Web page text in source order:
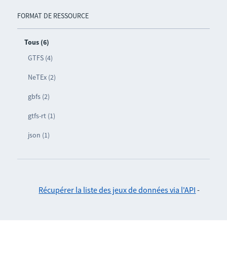
FORMAT DE RESSOURCE
Tous (6)
GTFS (4)
NeTEx (2)
gbfs (2)
gtfs-rt (1)
json (1)
Récupérer la liste des jeux de données via l'API -